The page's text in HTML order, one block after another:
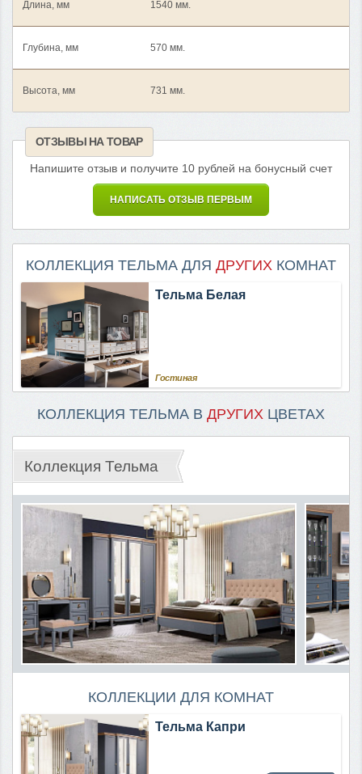
Длина, мм 1540 мм.
Глубина, мм 570 мм.
Высота, мм 731 мм.
ОТЗЫВЫ НА ТОВАР
Напишите отзыв и получите 10 рублей на бонусный счет
НАПИСАТЬ ОТЗЫВ ПЕРВЫМ
КОЛЛЕКЦИЯ ТЕЛЬМА ДЛЯ ДРУГИХ КОМНАТ
Тельма Белая
Гостиная
КОЛЛЕКЦИЯ ТЕЛЬМА В ДРУГИХ ЦВЕТАХ
Коллекция Тельма
КОЛЛЕКЦИИ ДЛЯ КОМНАТ
Тельма Капри